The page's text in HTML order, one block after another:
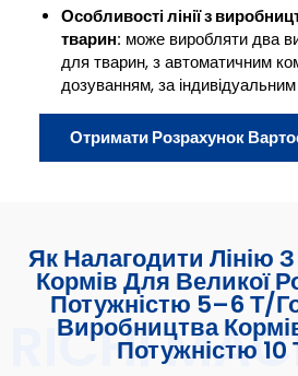
Особливості лінії з
тварин: може виробляти два
для тварин, з автоматичним
дозуванням, за
Отримати Розрахунок
Як Налагодити Лінію
Кормів Для Великої
Потужністю 5–6 Т/
Виробництва
Потужністю 10